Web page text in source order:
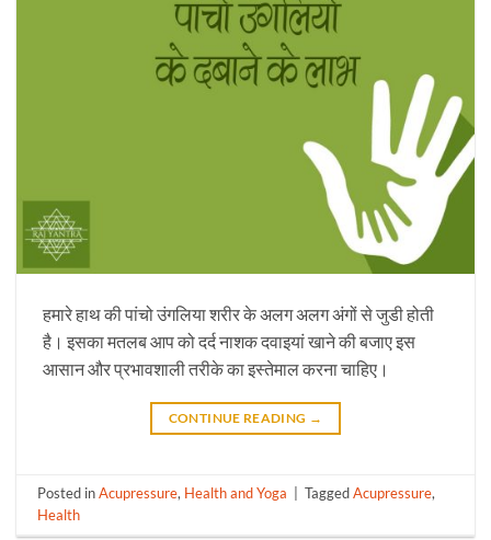
हमारे हाथ की पांचो उंगलिया शरीर के अलग अलग अंगों से जुडी होती
है। इसका मतलब आप को दर्द नाशक दवाइयां खाने की बजाए इस
आसान और प्रभावशाली तरीके का इस्तेमाल करना चाहिए।
CONTINUE READING →
Posted inAcupressure, Health and Yoga TaggedAcupressure,
Health